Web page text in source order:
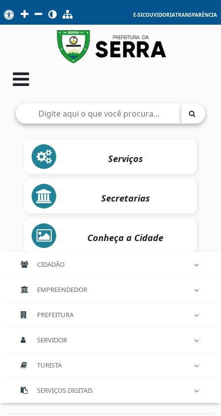
E-SICOUVIDORIATRANSPARÊNCIA
Serviços
Secretarias
Conheça a Cidade
CIDADÃO
EMPREENDEDOR
PREFEITURA
SERVIDOR
TURISTA
SERVIÇOS DIGITAIS